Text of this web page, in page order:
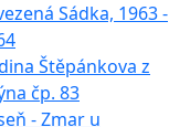
Sádka, 1963 -
Štěpánkova z
čp. 83
- Zmar u